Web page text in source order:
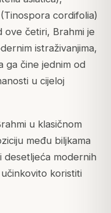
cordifolia)
ove četiri, Brahmi je
istraživanjima,
ga čine jednim od
u cijeloj
u klasičnom
među biljkama
desetljeća modernih
koristiti